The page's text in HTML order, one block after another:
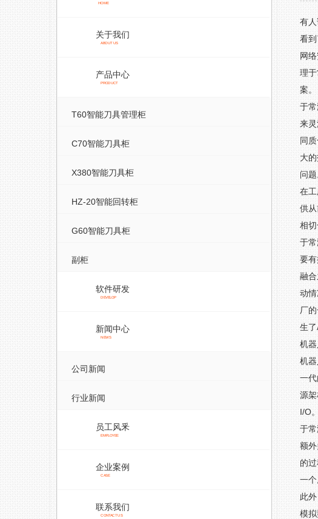
HOME
关于我们
ABOUT US
产品中心
PRODUCT
T60智能刀具管理柜
C70智能刀具柜
X380智能刀具柜
HZ-20智能回转柜
G60智能刀具柜
副柜
软件研发
DEVELOP
新闻中心
NEWS
公司新闻
行业新闻
员工风釆
EMPLOYEE
企业案例
CASE
联系我们
CONTACT US
有
看
网
理
案。
于
来
同
大
问题
在
供
相切
于
要
融
动
厂
生了
机
机
一
源
I/O。
于
额
的
一个
此
模